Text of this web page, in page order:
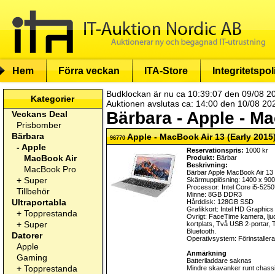
Hem Förra veckan ITA-Store
Kategorier
Veckans Deal
Prisbomber
Bärbara
-Apple
MacBook Air
MacBook Pro
+ Super
Tillbehör
Ultraportabla
+ Topprestanda
+ Super
Datorer
Apple
Gaming
+ Topprestanda
Budklockan är nu ca 10:39:07 den 09/08
Auktionen avslutas ca: 14:00 den 10/08
Bärbara - Apple -
96770Apple - MacBook Air 13 (Early
Reservationspris: 1000 kr
Produkt: Bärbar
Beskrivning:
Bärbar Apple MacBook Air
Skärmupplösning: 1400 x 900
Processor: Intel Core i5-
Minne: 8GB DDR3
Hårddisk: 128GB SSD
Grafikkort: Intel HD Graphics
Övrigt: FaceTime kamera,
kortplats, Två USB 2-portar,
Bluetooth.
Operativsystem:
Anmärkning
Batteriladdare saknas
Mindre skavanker runt